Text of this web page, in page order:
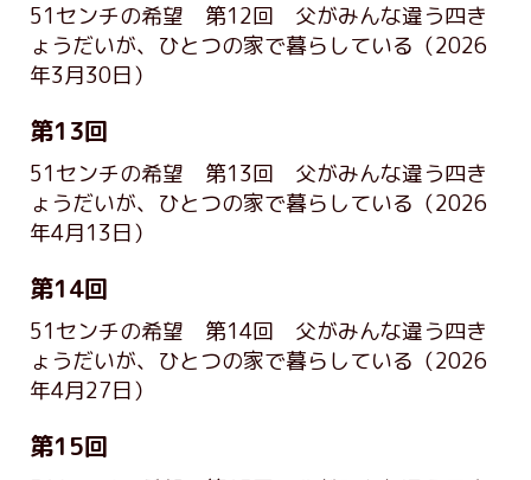
51センチの希望 第12回 父がみんな違う四き
ょうだいが、ひとつの家で暮らしている （2026
年3月30日）
第13回
51センチの希望 第13回 父がみんな違う四き
ょうだいが、ひとつの家で暮らしている （2026
年4月13日）
第14回
51センチの希望 第14回 父がみんな違う四き
ょうだいが、ひとつの家で暮らしている （2026
年4月27日）
第15回